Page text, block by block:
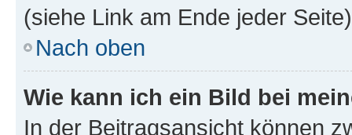
(siehe Link am Ende jeder
Nach oben
Wie kann ich ein Bild bei
In der Beitragsansicht können